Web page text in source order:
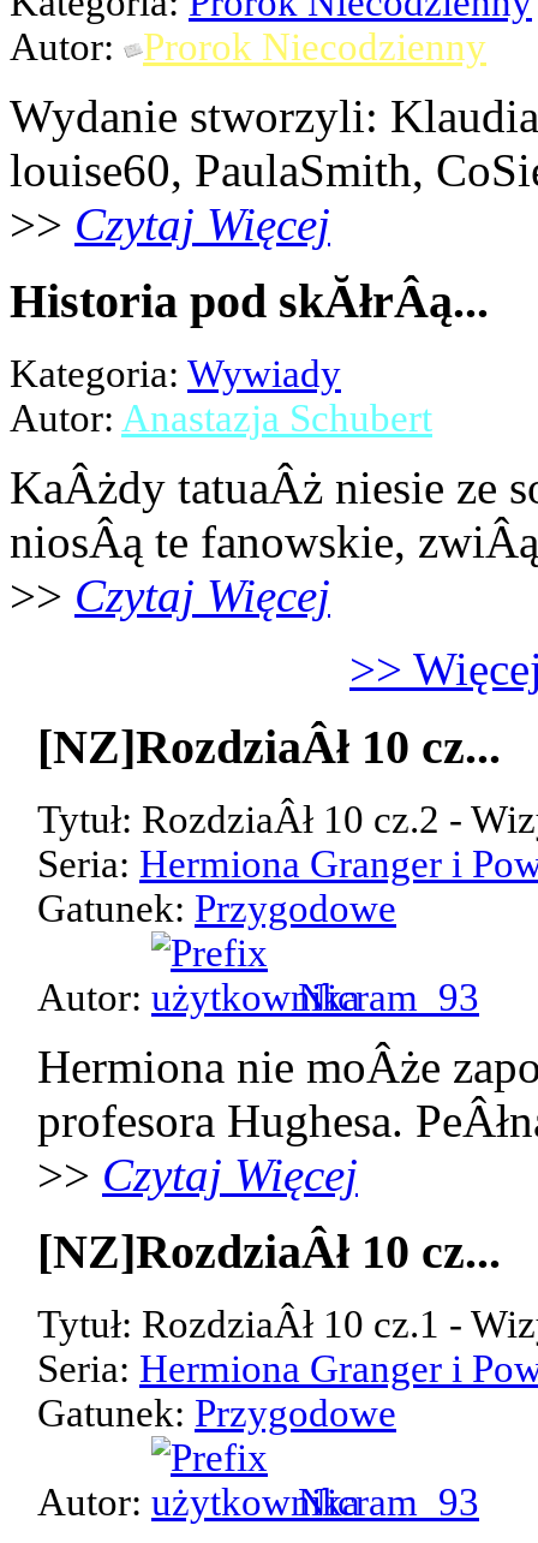
Autor:
Prorok Niecodzienny
Wydanie stworzyli:
louise60, PaulaSmith,
>> Czytaj Więcej
Historia pod skĂłrÂą...
Kategoria: Wywiady
Autor: Anastazja Schubert
KaÂżdy tatuaÂż niesie ze
niosÂą te fanowskie,
>> Czytaj Więcej
>>
[NZ]RozdziaÂł 10 cz...
Tytuł: RozdziaÂł 10 cz.2 -
Seria: Hermiona Granger i
Gatunek: Przygodowe
Autor: Nicram_93
Hermiona nie moÂże
profesora Hughesa.
>> Czytaj Więcej
[NZ]RozdziaÂł 10 cz...
Tytuł: RozdziaÂł 10 cz.1 -
Seria: Hermiona Granger i
Gatunek: Przygodowe
Autor: Nicram_93